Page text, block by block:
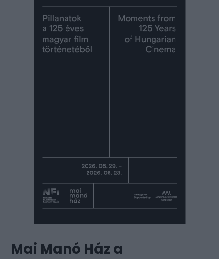
Mai Manó Ház a